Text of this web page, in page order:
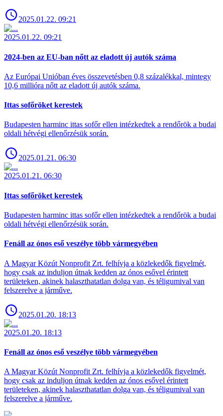
2025.01.22. 09:21
2025.01.22. 09:21
2024-ben az EU-ban nőtt az eladott új autók száma
Az Európai Unióban éves összevetésben 0,8 százalékkal, mintegy
10,6 millióra nőtt az eladott új autók száma.
Ittas sofőröket kerestek
Budapesten harminc ittas sofőr ellen intézkedtek a rendőrök a budai
oldali hétvégi ellenőrzésük során.
2025.01.21. 06:30
2025.01.21. 06:30
Ittas sofőröket kerestek
Budapesten harminc ittas sofőr ellen intézkedtek a rendőrök a budai
oldali hétvégi ellenőrzésük során.
Fenáll az ónos eső veszélye több vármegyében
A Magyar Közút Nonprofit Zrt. felhívja a közlekedők figyelmét,
hogy csak az induljon útnak kedden az ónos esővel érintett
területeken, akinek halaszthatatlan dolga van, és téligumival van
felszerelve a járműve.
2025.01.20. 18:13
2025.01.20. 18:13
Fenáll az ónos eső veszélye több vármegyében
A Magyar Közút Nonprofit Zrt. felhívja a közlekedők figyelmét,
hogy csak az induljon útnak kedden az ónos esővel érintett
területeken, akinek halaszthatatlan dolga van, és téligumival van
felszerelve a járműve.